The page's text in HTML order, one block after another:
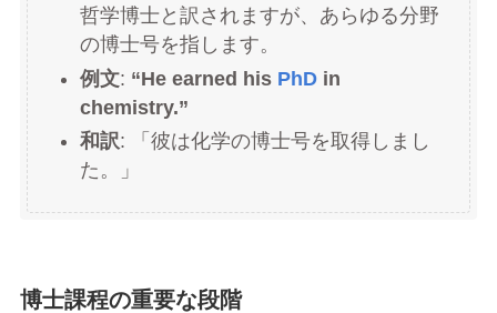
哲学博士と訳されますが、あらゆる分野
の博士号を指します。
例文: “He earned his PhD in
chemistry.”
和訳: 「彼は化学の博士号を取得しまし
た。」
博士課程の重要な段階